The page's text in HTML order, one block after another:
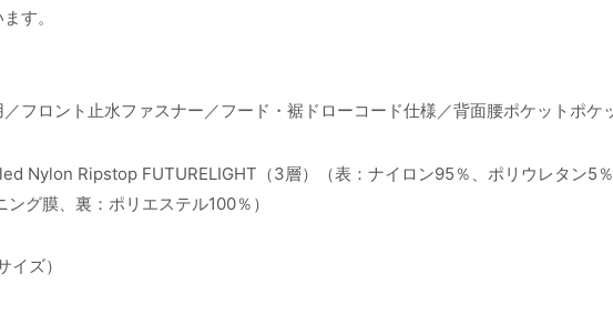
す。
フロント止水ファスナー／フード・裾ドローコード仕様／背面腰ポケットポケ
Nylon Ripstop FUTURELIGHT（3層）（表：ナイロン95％、ポリウレタン5％
グ膜、裏：ポリエステル100％）
ズ）